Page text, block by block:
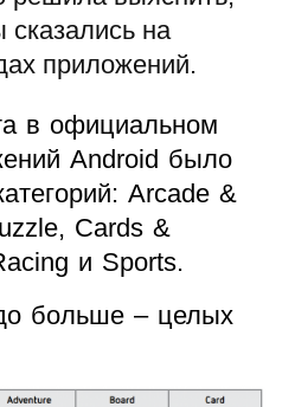
сказались на
приложений.
в официальном
Android было
Arcade &
Cards &
и Sports.
больше – целых